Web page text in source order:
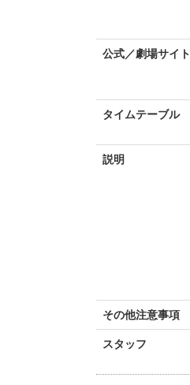
公式／劇場サイト
タイムテーブル
説明
その他注意事項
スタッフ